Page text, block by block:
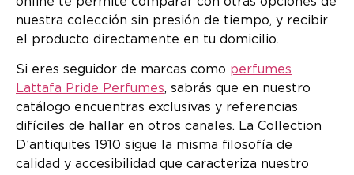
nuestra colección sin presión de tiempo, y recibir
el producto directamente en tu domicilio.
Si eres seguidor de marcas como perfumes
Lattafa Pride Perfumes, sabrás que en nuestro
catálogo encuentras exclusivas y referencias
difíciles de hallar en otros canales. La Collection
D’antiquites 1910 sigue la misma filosofía de
calidad y accesibilidad que caracteriza nuestro